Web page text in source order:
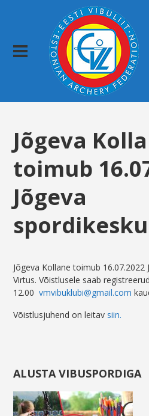
Jõgeva
toimub
Jõgeva
Jõgeva Kollane toimub 16.07.2022
Virtus. Võistlusele saab
12.00vmvibuklubi@gmail.com
Võistlusjuhend on leitav siin.
ALUSTA VIBUSPORDIGA